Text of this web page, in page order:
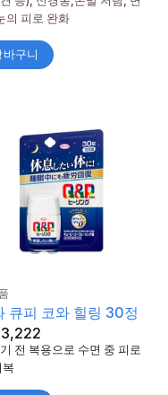
의 피로 완화
바구니
큐피 코와 힐링 30정
전 복용으로 수면 중 피로
복